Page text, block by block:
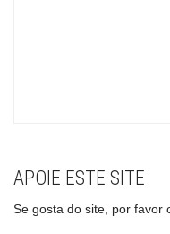
APOIE ESTE SITE
Se gosta do site, por favor